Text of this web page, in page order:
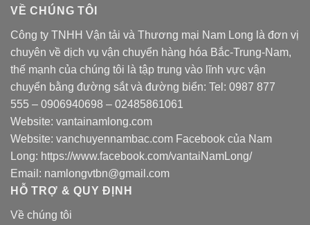
VỀ CHÚNG TÔI
Công ty TNHH Vận tải và Thương mại Nam Long là đơn vị
chuyên về dịch vụ vận chuyển hàng hóa Bắc-Trung-Nam,
thế mạnh của chúng tôi là tập trung vào lĩnh vực vận
chuyển bằng đường sắt và đường biển: Tel: 0987 877
555 – 0906940698 – 02485861061
Website: vantainamlong.com
Website: vanchuyennambac.com Facebook của Nam
Long: https://www.facebook.com/vantaiNamLong/
Email: namlongvtbn@gmail.com
HỖ TRỢ & QUY ĐỊNH
Về chúng tôi